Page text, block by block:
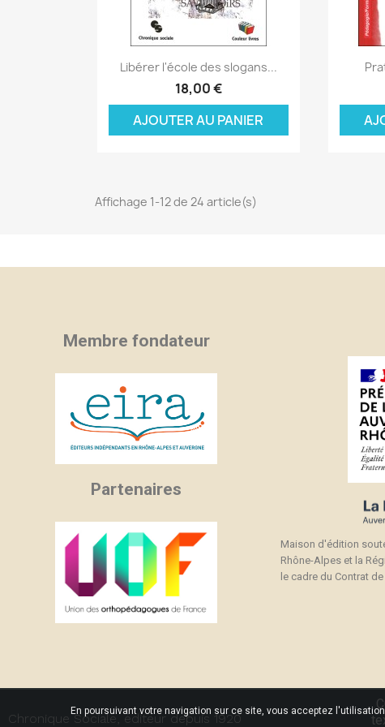
Aperçu rapide
Libérer l'école des slogans...
18,00 €
AJOUTER AU PANIER
Affichage 1-12 de 24 article(s)
Membre fondateur
Partenaires
Maison d'édition
Rhône-Alpes et la
le cadre du Contrat
Chronique Sociale, éditeur depuis 1920
En poursuivant votre navigation sur ce site, vous acceptez